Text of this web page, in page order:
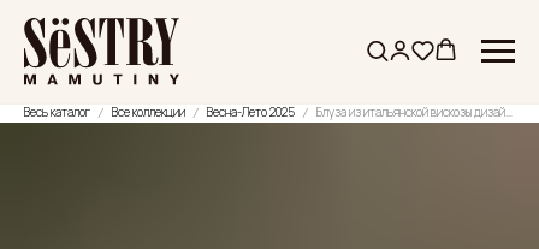
Весь каталог Все коллекции Весна-Лето 2025 Блуза из итальянской вискозы дизайнерская